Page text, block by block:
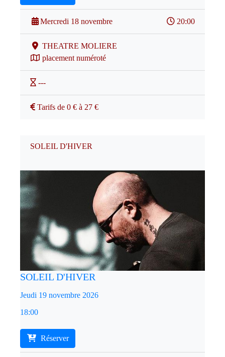
Mercredi 18 novembre 20:00
THEATRE MOLIERE
placement numéroté
---
Tarifs de 0 € à 27 €
SOLEIL D'HIVER
SOLEIL D'HIVER
Jeudi 19 novembre 2026
18:00
Réserver